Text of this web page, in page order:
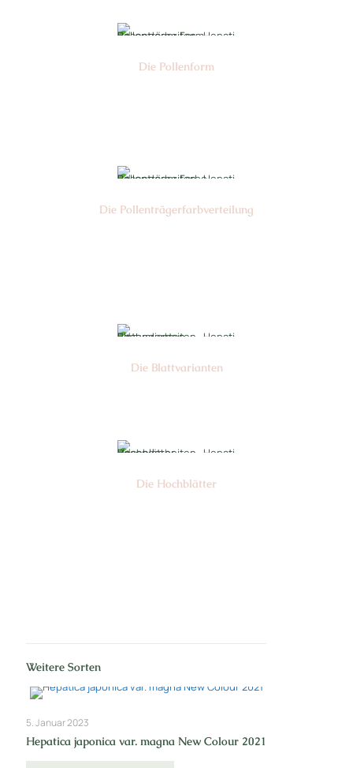
Die Pollen­form
Die Pollen­trägerfarb­verteilung
Die Blattvarianten
Die Hochblätter
Weitere Sorten
5. Januar 2023
Hepatica japonica var. magna New Colour 2021